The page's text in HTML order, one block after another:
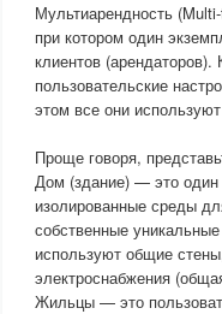
Мультиарендность
при котором один
клиентов
пользовательские
этом все они
Проще говоря,
Дом (здание) — это один
изолированные среды
собственные
используют общие
электроснабжения
Жильцы — это